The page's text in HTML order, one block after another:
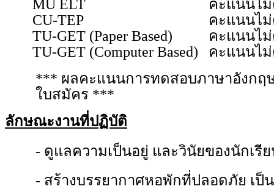
MU ELT
คะแนนไ
CU-TEP
คะแนนไ
TU-GET (Paper Based)
คะแนนไ
TU-GET (Computer Based)
คะแนนไ
*** ผลคะแนนการทดสอบภาษาอังกฤ
ใบสมัคร ***
ลักษณะงานที่ปฏิบัติ
- ดูแลความเป็นอยู่ และวินัยของนักเรี
- สร้างบรรยากาศหอพักที่ปลอดภัย เป็